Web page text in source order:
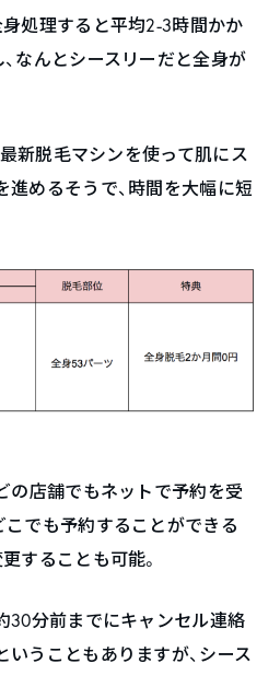
身処理すると平均2-3時間かか
なんとシースリーだと全身が
新脱毛マシンを使って肌にス
めるそうで、時間を大幅に短
の店舗でもネットで予約を受
こでも予約することができる
することも可能。
30分前までにキャンセル連絡
うこともありますが、シース